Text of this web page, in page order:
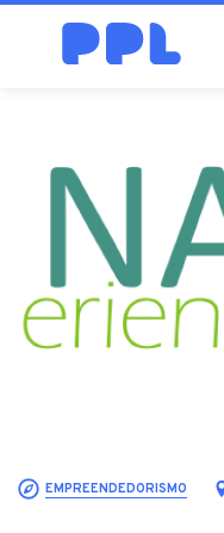
EMPREENDEDORISMO